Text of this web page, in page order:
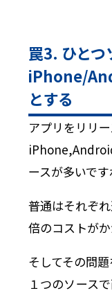
罠3. ひとつ
iPhone/
とする
アプリをリリー
ースが多いです
普通はそれぞ
倍のコストがか
そしてその問題
１つのソース